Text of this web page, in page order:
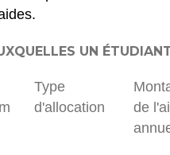
UN
Type
d'allocation
de